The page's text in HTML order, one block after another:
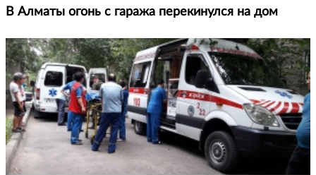
В Алматы огонь с гаража перекинулся на дом